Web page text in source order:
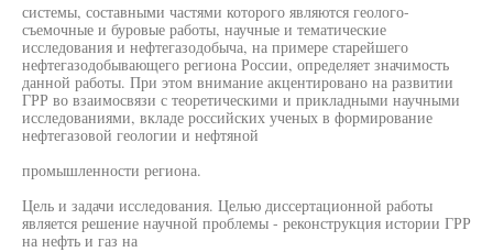
системы, составными частями которого являются геолого-
съемочные и буровые работы, научные и тематические
исследования и нефтегазодобыча, на примере старейшего
нефтегазодобывающего региона России, определяет значимость
данной работы. При этом внимание акцентировано на развитии
ГРР во взаимосвязи с теоретическими и прикладными научными
исследованиями, вкладе российских ученых в формирование
нефтегазовой геологии и нефтяной
промышленности региона.
Цель и задачи исследования. Целью диссертационной работы
является решение научной проблемы - реконструкция истории ГРР
на нефть и газ на